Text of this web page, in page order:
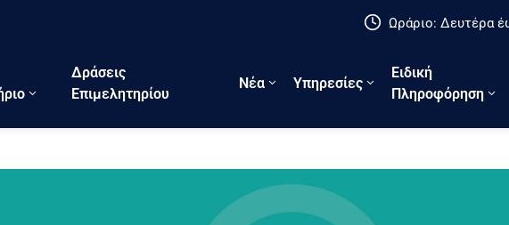
Ωράριο: Δευτέρα
Δράσεις
Επιμελητηρίου
Νέα Υπηρεσίες
Ειδική
Πληροφόρηση